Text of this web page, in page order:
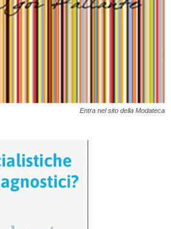
Entra nel sito della Modateca